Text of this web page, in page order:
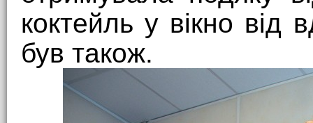
коктейль у вікно від
був також.